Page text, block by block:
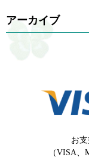
アーカイブ
お
（VISA、